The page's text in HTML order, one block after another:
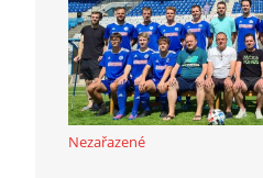
Nezařazené